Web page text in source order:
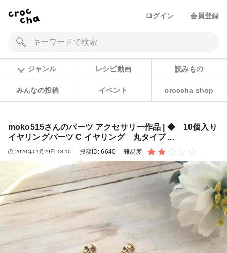
ログイン 会員登録
ジャンル レシピ動画 読みもの
みんなの投稿 イベント croccha shop
moko515さんのパーツ アクセサリー作品 | ◆ 10個入り
イヤリングパーツ C イヤリング 丸タイプ ...
2020年01月29日 13:10 投稿ID:6640 難易度